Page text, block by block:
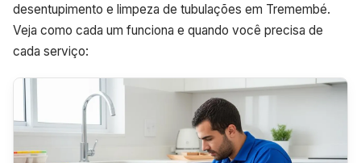
desentupimento e limpeza de tubulações em Tremembé.
Veja como cada um funciona e quando você precisa de
cada serviço: